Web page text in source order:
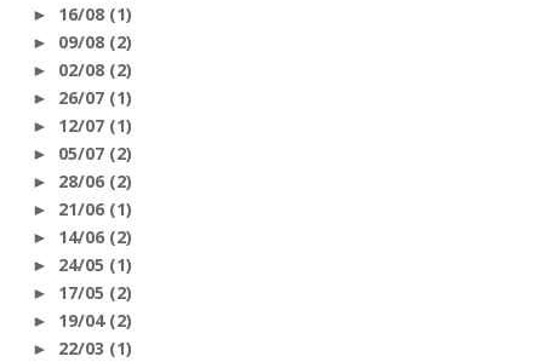
► 16/08 (1)
► 09/08 (2)
► 02/08 (2)
► 26/07 (1)
► 12/07 (1)
► 05/07 (2)
► 28/06 (2)
► 21/06 (1)
► 14/06 (2)
► 24/05 (1)
► 17/05 (2)
► 19/04 (2)
► 22/03 (1)